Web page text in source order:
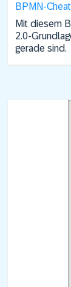
BPMN-
Mit diesem
2.0-
gerade sind.